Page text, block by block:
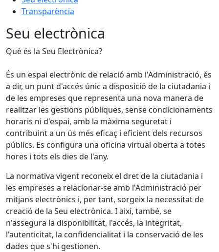
Transparència
Seu electrònica
Què és la Seu Electrònica?
És un espai electrònic de relació amb l'Administració, és
a dir, un punt d'accés únic a disposició de la ciutadania i
de les empreses que representa una nova manera de
realitzar les gestions públiques, sense condicionaments
horaris ni d'espai, amb la màxima seguretat i
contribuint a un ús més eficaç i eficient dels recursos
públics. Es configura una oficina virtual oberta a totes
hores i tots els dies de l'any.
La normativa vigent reconeix el dret de la ciutadania i
les empreses a relacionar-se amb l'Administració per
mitjans electrònics i, per tant, sorgeix la necessitat de
creació de la Seu electrònica. I així, també, se
n'assegura la disponibilitat, l'accés, la integritat,
l'autenticitat, la confidencialitat i la conservació de les
dades que s'hi gestionen.